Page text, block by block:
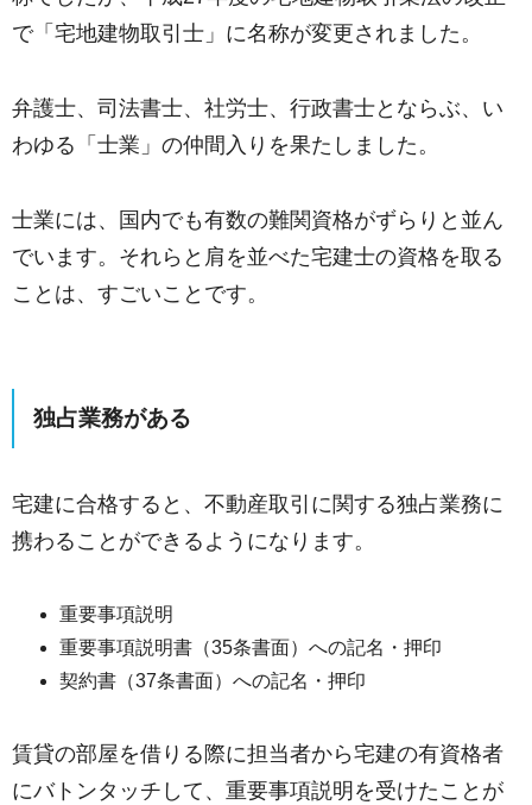
で「宅地建物取引士」に名称が変更されました。
弁護士、司法書士、社労士、行政書士とならぶ、い
わゆる「士業」の仲間入りを果たしました。
士業には、国内でも有数の難関資格がずらりと並ん
でいます。それらと肩を並べた宅建士の資格を取る
ことは、すごいことです。
独占業務がある
宅建に合格すると、不動産取引に関する独占業務に
携わることができるようになります。
重要事項説明
重要事項説明書（35条書面）への記名・押印
契約書（37条書面）への記名・押印
賃貸の部屋を借りる際に担当者から宅建の有資格者
にバトンタッチして、重要事項説明を受けたことが